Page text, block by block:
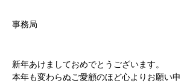
事務局
新年あけましておめでとうございます。
本年も変わらぬご愛顧のほど心よりお願い申